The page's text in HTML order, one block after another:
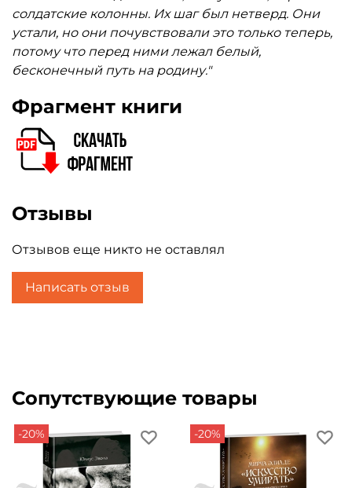
солдатские колонны. Их шаг был нетверд. Они
устали, но они почувствовали это только теперь,
потому что перед ними лежал белый,
бесконечный путь на родину."
Фрагмент книги
Отзывы
Отзывов еще никто не оставлял
Написать отзыв
Сопутствующие товары
-20% -20%